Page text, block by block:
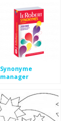
Synonyme
manager